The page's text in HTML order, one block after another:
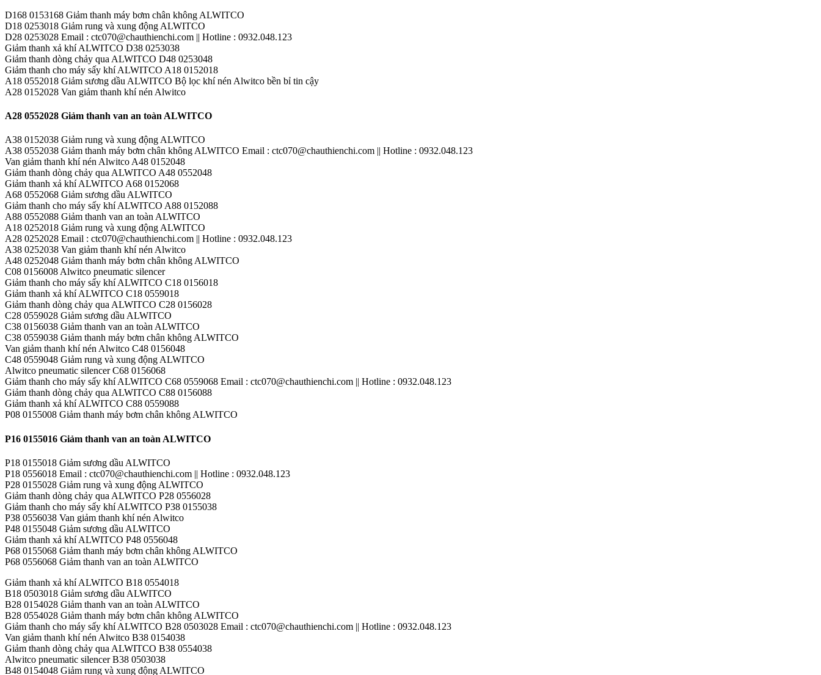
D168 0153168 Giảm thanh máy bơm chân không ALWITCO
D18 0253018 Giảm rung và xung động ALWITCO
D28 0253028 Email : ctc070@chauthienchi.com || Hotline : 0932.048.123
Giảm thanh xả khí ALWITCO D38 0253038
Giảm thanh dòng chảy qua ALWITCO D48 0253048
Giảm thanh cho máy sấy khí ALWITCO A18 0152018
A18 0552018 Giảm sương dầu ALWITCO Bộ lọc khí nén Alwitco bền bỉ tin cậy
A28 0152028 Van giảm thanh khí nén Alwitco
A28 0552028 Giảm thanh van an toàn ALWITCO
A38 0152038 Giảm rung và xung động ALWITCO
A38 0552038 Giảm thanh máy bơm chân không ALWITCO Email : ctc070@chauthienchi.com || Hotline : 0932.048.123
Van giảm thanh khí nén Alwitco A48 0152048
Giảm thanh dòng chảy qua ALWITCO A48 0552048
Giảm thanh xả khí ALWITCO A68 0152068
A68 0552068 Giảm sương dầu ALWITCO
Giảm thanh cho máy sấy khí ALWITCO A88 0152088
A88 0552088 Giảm thanh van an toàn ALWITCO
A18 0252018 Giảm rung và xung động ALWITCO
A28 0252028 Email : ctc070@chauthienchi.com || Hotline : 0932.048.123
A38 0252038 Van giảm thanh khí nén Alwitco
A48 0252048 Giảm thanh máy bơm chân không ALWITCO
C08 0156008 Alwitco pneumatic silencer
Giảm thanh cho máy sấy khí ALWITCO C18 0156018
Giảm thanh xả khí ALWITCO C18 0559018
Giảm thanh dòng chảy qua ALWITCO C28 0156028
C28 0559028 Giảm sương dầu ALWITCO
C38 0156038 Giảm thanh van an toàn ALWITCO
C38 0559038 Giảm thanh máy bơm chân không ALWITCO
Van giảm thanh khí nén Alwitco C48 0156048
C48 0559048 Giảm rung và xung động ALWITCO
Alwitco pneumatic silencer C68 0156068
Giảm thanh cho máy sấy khí ALWITCO C68 0559068 Email : ctc070@chauthienchi.com || Hotline : 0932.048.123
Giảm thanh dòng chảy qua ALWITCO C88 0156088
Giảm thanh xả khí ALWITCO C88 0559088
P08 0155008 Giảm thanh máy bơm chân không ALWITCO
P16 0155016 Giảm thanh van an toàn ALWITCO
P18 0155018 Giảm sương dầu ALWITCO
P18 0556018 Email : ctc070@chauthienchi.com || Hotline : 0932.048.123
P28 0155028 Giảm rung và xung động ALWITCO
Giảm thanh dòng chảy qua ALWITCO P28 0556028
Giảm thanh cho máy sấy khí ALWITCO P38 0155038
P38 0556038 Van giảm thanh khí nén Alwitco
P48 0155048 Giảm sương dầu ALWITCO
Giảm thanh xả khí ALWITCO P48 0556048
P68 0155068 Giảm thanh máy bơm chân không ALWITCO
P68 0556068 Giảm thanh van an toàn ALWITCO
Giảm thanh xả khí ALWITCO B18 0554018
B18 0503018 Giảm sương dầu ALWITCO
B28 0154028 Giảm thanh van an toàn ALWITCO
B28 0554028 Giảm thanh máy bơm chân không ALWITCO
Giảm thanh cho máy sấy khí ALWITCO B28 0503028 Email : ctc070@chauthienchi.com || Hotline : 0932.048.123
Van giảm thanh khí nén Alwitco B38 0154038
Giảm thanh dòng chảy qua ALWITCO B38 0554038
Alwitco pneumatic silencer B38 0503038
B48 0154048 Giảm rung và xung động ALWITCO